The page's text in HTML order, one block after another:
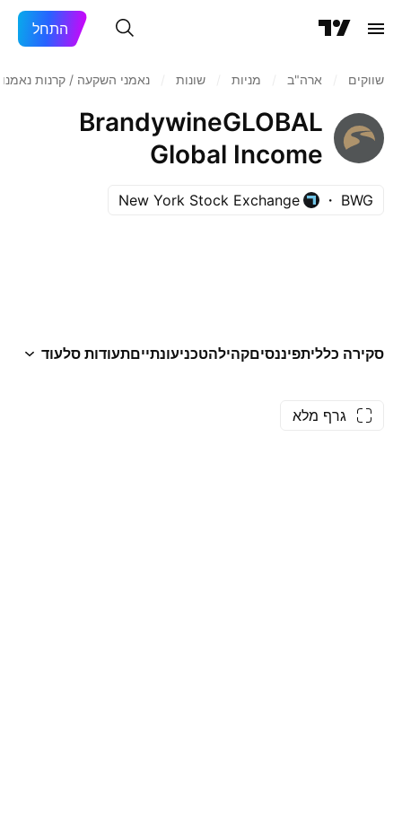
התחל
שווקים ארה"ב‏ מניות‏ שונות נאמני השקעה / קרנות
BrandywineGLOBAL
Global Income
Opportunities Fund Inc.
BWG
New York Stock Exchange
סקירה כלליתפיננסיםקהילהטכניעונתייםתעודות סלעוד
גרף מלא